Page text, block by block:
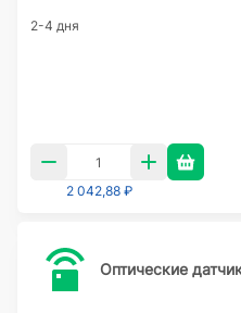
2-4 дня
2 042,88 ₽
Оптические